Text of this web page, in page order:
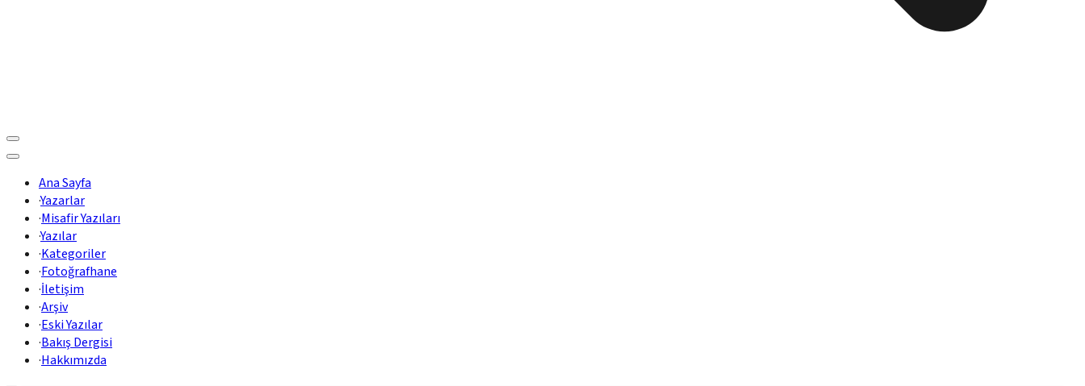
Ana Sayfa
·Yazarlar
·Misafir Yazıları
·Yazılar
·Kategoriler
·Fotoğrafhane
·İletişim
·Arşiv
·Eski Yazılar
·Bakış Dergisi
·Hakkımızda